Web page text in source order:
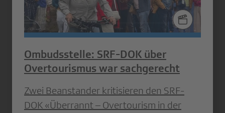
Ombudsstelle: SRF-DOK über
Overtourismus war sachgerecht
Zwei Beanstander kritisieren den SRF-
DOK «Überrannt – Overtourism in der